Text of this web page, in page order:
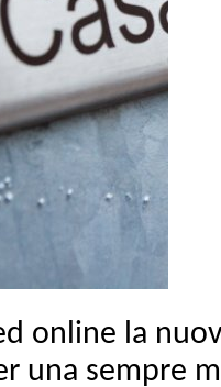
online la
una sempre